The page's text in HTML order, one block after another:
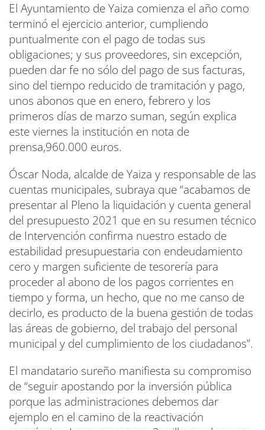
El Ayuntamiento de Yaiza comienza el año como
terminó el ejercicio anterior, cumpliendo
puntualmente con el pago de todas sus
obligaciones; y sus proveedores, sin excepción,
pueden dar fe no sólo del pago de sus facturas,
sino del tiempo reducido de tramitación y pago,
unos abonos que en enero, febrero y los
primeros días de marzo suman, según explica
este viernes la institución en nota de
prensa,960.000 euros.
Óscar Noda, alcalde de Yaiza y responsable de las
cuentas municipales, subraya que “acabamos de
presentar al Pleno la liquidación y cuenta general
del presupuesto 2021 que en su resumen técnico
de Intervención confirma nuestro estado de
estabilidad presupuestaria con endeudamiento
cero y margen suficiente de tesorería para
proceder al abono de los pagos corrientes en
tiempo y forma, un hecho, que no me canso de
decirlo, es producto de la buena gestión de todas
las áreas de gobierno, del trabajo del personal
municipal y del cumplimiento de los ciudadanos”.
El mandatario sureño manifiesta su compromiso
de “seguir apostando por la inversión pública
porque las administraciones debemos dar
ejemplo en el camino de la reactivación